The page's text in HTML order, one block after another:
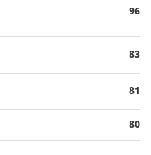
96
83
81
80